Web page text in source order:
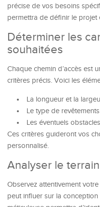
précise de vos besoins
permettra de définir le projet
Déterminer les
souhaitées
Chaque chemin d’accès est
critères précis. Voici les
La longueur et la
Le type de
Les éventuels
Ces critères guideront vos
personnalisé.
Analyser le terrain
Observez attentivement
peut influer sur la